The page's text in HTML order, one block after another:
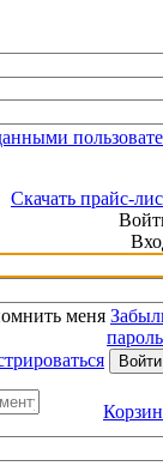
Скачать прайс-лист
Войти
Вход
меня Забыли
пароль?
Корзина